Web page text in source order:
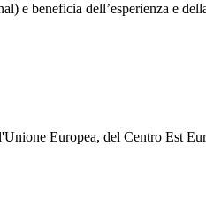
e beneficia dell’esperienza e
Europea, del Centro Est